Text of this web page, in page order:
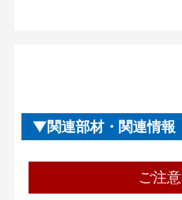
関連部材・関連情報
ご注意